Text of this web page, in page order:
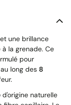
une brillance
la grenade. Ce
pour
long des 8
d'origine naturelle